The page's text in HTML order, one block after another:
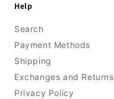
Help
Search
Payment Methods
Shipping
Exchanges and Returns
Privacy Policy